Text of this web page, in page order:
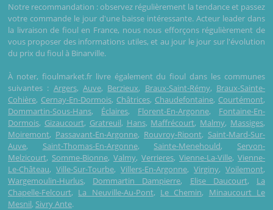
Notre recommandation : observez régulièrement la tendance et passez
votre commande le jour d'une baisse intéressante. Acteur leader dans
la livraison de fioul en France, nous nous efforçons régulièrement de
vous proposer des informations utiles, et au jour le jour sur l'évolution
du prix du fioul à Binarville.
À noter, fioulmarket.fr livre également du fioul dans les communes
suivantes : Argers,Auve, Berzieux, Braux-Saint-Rémy, Braux-Sainte-
Cohière, Cernay-En-Dormois, Châtrices, Chaudefontaine, Courtémont,
Dommartin-Sous-Hans, Éclaires, Florent-En-Argonne, Fontaine-En-
Dormois, Gizaucourt, Gratreuil, Hans, Maffrécourt, Malmy, Massiges,
Moiremont, Passavant-En-Argonne, Rouvroy-Ripont, Saint-Mard-Sur-
Auve, Saint-Thomas-En-Argonne, Sainte-Menehould, Servon-
Melzicourt, Somme-Bionne, Valmy, Verrieres, Vienne-La-Ville, Vienne-
Le-Château, Ville-Sur-Tourbe, Villers-En-Argonne, Virginy, Voilemont,
Wargemoulin-Hurlus, Dommartin Dampierre, Elise Daucourt, La
Chapelle-Felcourt, La Neuville-Au-Pont, Le Chemin, Minaucourt Le
Mesnil, Sivry Ante.